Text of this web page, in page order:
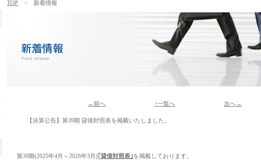
TOP > 新着情報
←前へ ↑一覧へ 次へ→
【決算公告】第39期 貸借対照表を掲載いたしました。
第39期(2025年4月～2026年3月)｢貸借対照表｣を掲載しております。